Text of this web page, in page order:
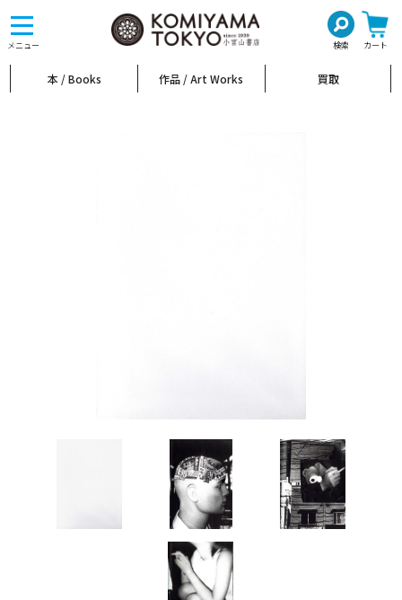
メニュー 検索 カート
toggle
navigation
本 / Books 作品 / Art Works 買取